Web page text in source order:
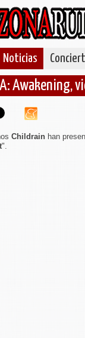
Noticias
Awakening,
Childrain han
".